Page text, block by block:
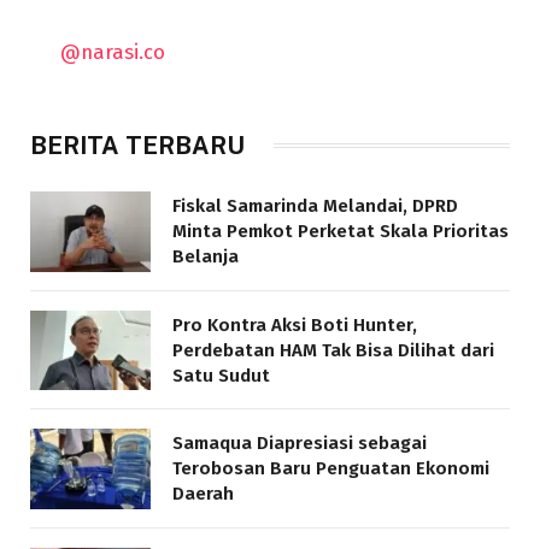
@narasi.co
BERITA TERBARU
Fiskal Samarinda Melandai, DPRD
Minta Pemkot Perketat Skala Prioritas
Belanja
Pro Kontra Aksi Boti Hunter,
Perdebatan HAM Tak Bisa Dilihat dari
Satu Sudut
Samaqua Diapresiasi sebagai
Terobosan Baru Penguatan Ekonomi
Daerah